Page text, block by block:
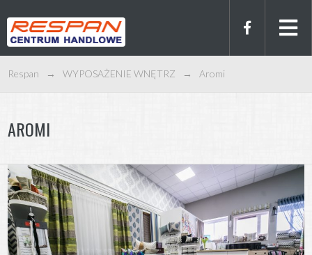
Respan → WYPOSAŻENIE WNĘTRZ → Aromi
AROMI